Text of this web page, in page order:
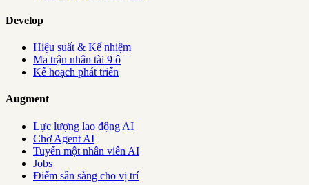
Develop
Hiệu suất & Kế nhiệm
Ma trận nhân tài 9 ô
Kế hoạch phát triển
Augment
Lực lượng lao động AI
Chợ Agent AI
Tuyển một nhân viên AI
Jobs
Điểm sẵn sàng cho vị trí